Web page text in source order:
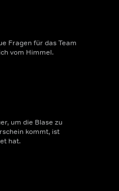
Fragen für das Team
vom Himmel.
um die Blase zu
kommt, ist
hat.